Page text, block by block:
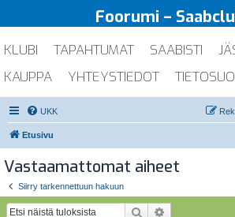
Foorumi –
KLUBI TAPAHTUMAT SAABISTI
KAUPPA
YHTEYSTIEDOT
UKK
Etusivu
Vastaamattomat aiheet
Siirry tarkennettuun hakuun
Etsi